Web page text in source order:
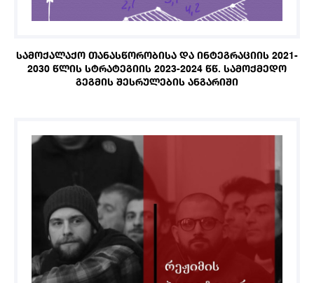
ᲡᲐᲛᲝᲥᲐᲚᲐᲥᲝ ᲗᲐᲜᲐᲡᲬᲝᲠᲝᲑᲘᲡᲐ ᲓᲐ ᲘᲜᲢᲔᲒᲠᲐᲪᲘᲘᲡ 2021-
2030 ᲬᲚᲘᲡ ᲡᲢᲠᲐᲢᲔᲒᲘᲘᲡ 2023-2024 ᲬᲬ. ᲡᲐᲛᲝᲥᲛᲔᲓᲝ
ᲒᲔᲒᲛᲘᲡ ᲨᲔᲡᲠᲣᲚᲔᲑᲘᲡ ᲐᲜᲒᲐᲠᲘᲨᲘ